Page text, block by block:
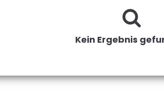
Kein Ergebnis